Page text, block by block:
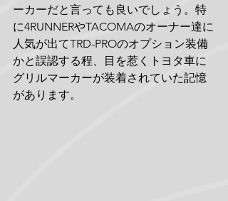
ーカーだと言っても良いでしょう。特
に4RUNNERやTACOMAのオーナー達に
人気が出てTRD-PROのオプション装備
かと誤認する程、目を惹くトヨタ車に
グリルマーカーが装着されていた記憶
があります。